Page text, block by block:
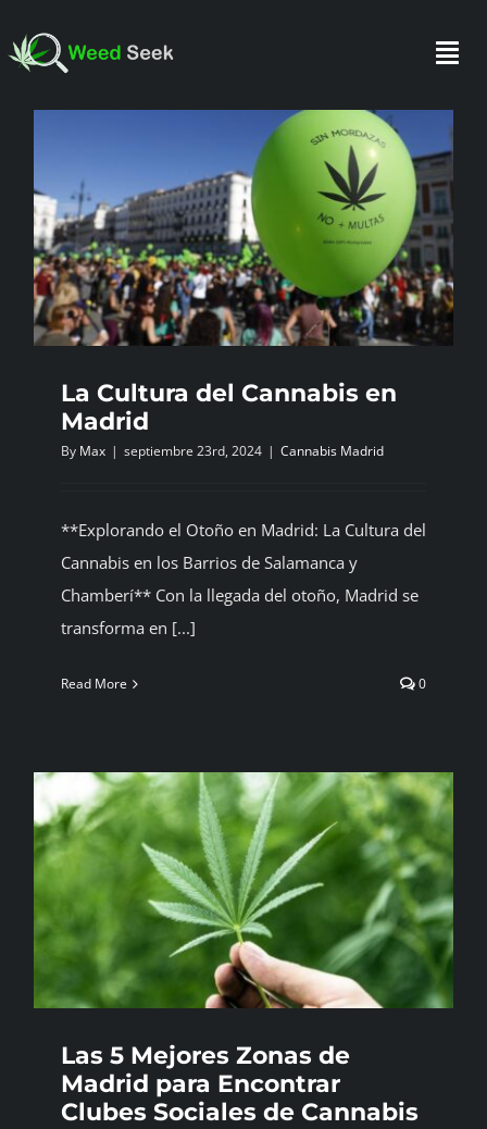
to
SOBRE NOSOTROS
HAZTE SOCIO
TESTIMONIOS
BLOG
CONTACTAR
La Cultura del Cannabis en
Madrid
By Max | septiembre 23rd, 2024 | Cannabis Madrid
**Explorando el Otoño en Madrid: La Cultura del
Cannabis en los Barrios de Salamanca y
Chamberí** Con la llegada del otoño, Madrid se
transforma en [...]
Read More 0
Las 5 Mejores Zonas de
Madrid para Encontrar
Clubes Sociales de Cannabis